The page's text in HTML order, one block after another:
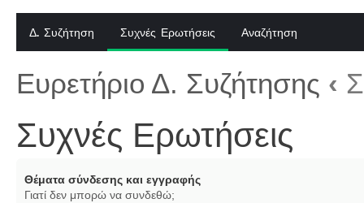
Δ. Συζήτηση Συχνές Ερωτήσεις Αναζήτηση
Ευρετήριο Δ. Συζήτησης ‹
Συχνές Ερωτήσεις
Θέματα σύνδεσης και εγγραφής
Γιατί δεν μπορώ να συνδεθώ;